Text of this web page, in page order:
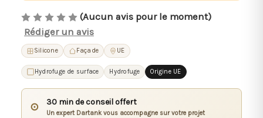
(Aucun avis pour le moment)
Rédiger un avis
Silicone Façade UE
Hydrofuge de surface Hydrofuge Origine UE
⊙ 30 min de conseil offert
Un expert Dartank vous accompagne sur votre projet